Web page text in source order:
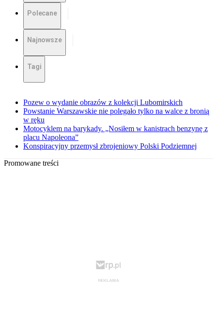
Polecane
Najnowsze
Tagi
Pozew o wydanie obrazów z kolekcji Lubomirskich
Powstanie Warszawskie nie polegało tylko na walce z bronią
w ręku
Motocyklem na barykady. „Nosiłem w kanistrach benzynę z
placu Napoleona”
Konspiracyjny przemysł zbrojeniowy Polski Podziemnej
Promowane treści